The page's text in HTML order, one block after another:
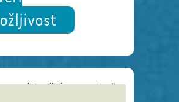
registracije je poenostavljen